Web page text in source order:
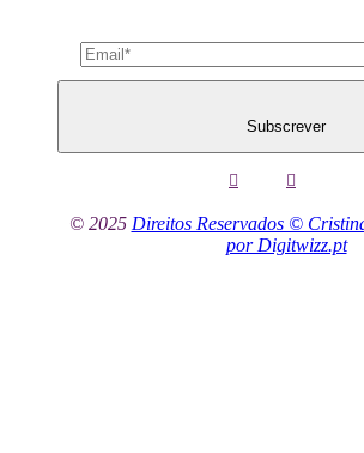
Subscrever
© 2025 Direitos Reservados ©
por Digitwizz.pt